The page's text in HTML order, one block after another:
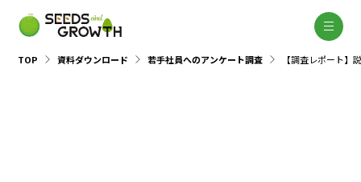
TOP 資料ダウンロード 若手社員へのアンケート調査 【調査レポート